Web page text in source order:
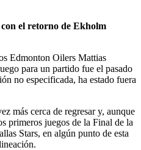
el retorno de Ekholm
Edmonton Oilers Mattias
para un partido fue el pasado
no especificada, ha estado fuera
más cerca de regresar y, aunque
primeros juegos de la Final de la
Stars, en algún punto de esta